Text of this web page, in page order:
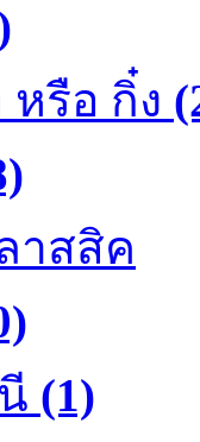
หรือ กิ๋ง
าสสิค
(1)